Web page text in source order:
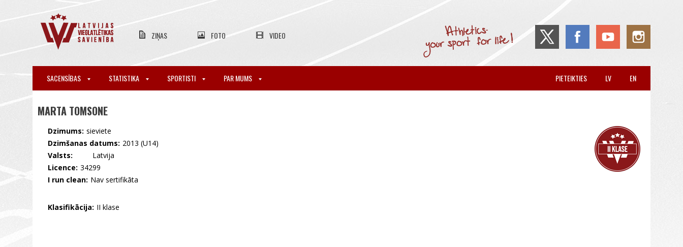
ZIŅAS FOTO VIDEO
SACENSĪBAS STATISTIKA SPORTISTI PAR MUMS EN
LV
PIETEIKTIES
MARTA TOMSONE
Dzimums: sieviete
Dzimšanas datums: 2013 (U14)
Valsts:
🇱🇻 Latvija
Licence: 34299
I run clean: Nav sertifikāta
Klasifikācija: II klase